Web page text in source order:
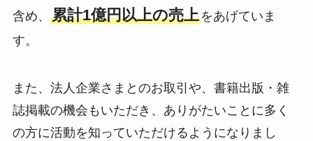
含め、 累計1億円以上の売上をあげていま
す。
また、法人企業さまとのお取引や、書籍出版・雑
誌掲載の機会もいただき、ありがたいことに多く
の方に活動を知っていただけるようになりまし